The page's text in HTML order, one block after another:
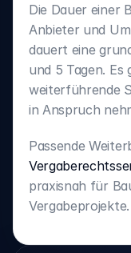
Die Dauer einer
Anbieter und
dauert eine
und 5 Tagen. Es
weiterführende
in Anspruch
Passende
praxisnah für
Vergabeprojekte.